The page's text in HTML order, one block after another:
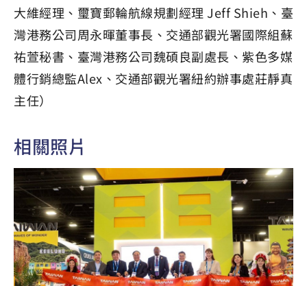
大維經理、璽寶郵輪航線規劃經理 Jeff Shieh、臺
灣港務公司周永暉董事長、交通部觀光署國際組蘇
祐萱秘書、臺灣港務公司魏碩良副處長、紫色多媒
體行銷總監Alex、交通部觀光署紐約辦事處莊靜真
主任）
相關照片